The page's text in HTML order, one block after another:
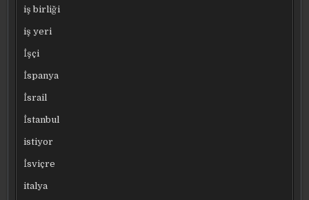
iş birliği
iş yeri
İşçi
İspanya
İsrail
İstanbul
istiyor
İsviçre
italya